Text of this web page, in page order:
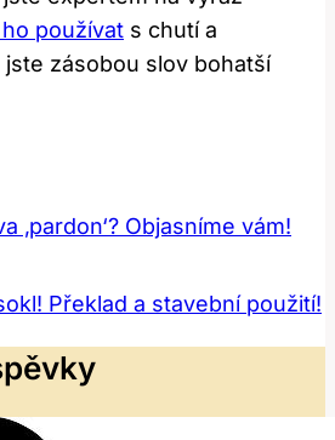
používat s chutí a
zásobou slov bohatší
‚pardon‘? Objasníme vám!
Překlad a stavební použití!